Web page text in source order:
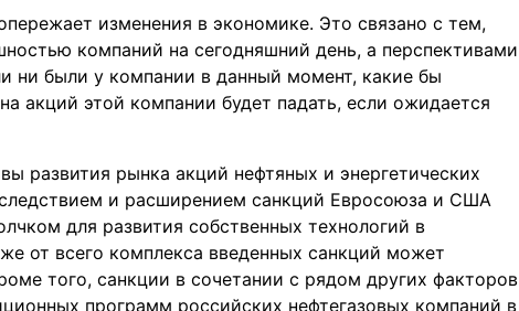
изменения в экономике. Это связано с тем,
компаний на сегодняшний день, а перспективами
ни были у компании в данный момент, какие бы
акций этой компании будет падать, если ожидается
развития рынка акций нефтяных и энергетических
и расширением санкций Евросоюза и США
для развития собственных технологий в
от всего комплекса введенных санкций может
того, санкции в сочетании с рядом других факторов
программ российских нефтегазовых компаний в